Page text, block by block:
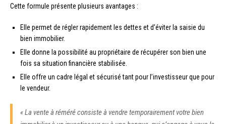
Cette formule présente plusieurs avantages :
Elle permet de régler rapidement les dettes et d’éviter la saisie du
bien immobilier.
Elle donne la possibilité au propriétaire de récupérer son bien une
fois sa situation financière stabilisée.
Elle offre un cadre légal et sécurisé tant pour l’investisseur que pour
le vendeur.
« La vente à réméré consiste à vendre temporairement votre bien